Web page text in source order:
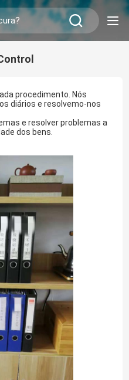
procedimento. Nós
diários e resolvemo-nos
e resolver problemas a
dos bens.